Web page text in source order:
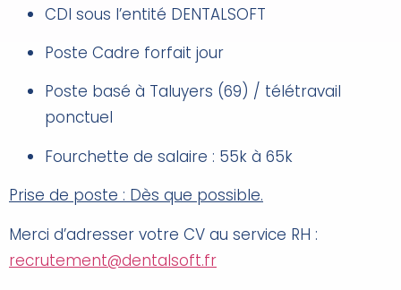
CDI sous l’entité DENTALSOFT
Poste Cadre forfait jour
Poste basé à Taluyers (69) / télétravail
ponctuel
Fourchette de salaire : 55k à 65k
Prise de poste : Dès que possible.
Merci d’adresser votre CV au service RH :
recrutement@dentalsoft.fr